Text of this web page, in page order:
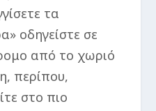
τα
οδηγείστε σε
από το χωριό
περίπου,
στο πιο